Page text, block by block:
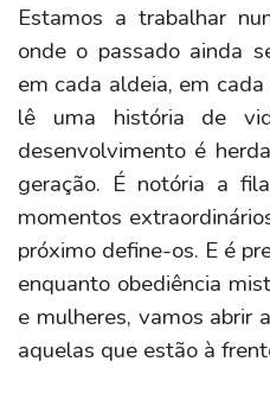
Estamos a trabalhar
onde o passado ainda
em cada aldeia, em
lê uma história de
desenvolvimento é
geração. É notória a
momentos
próximo define-os. E é
enquanto obediência
e mulheres, vamos abrir
aquelas que estão à